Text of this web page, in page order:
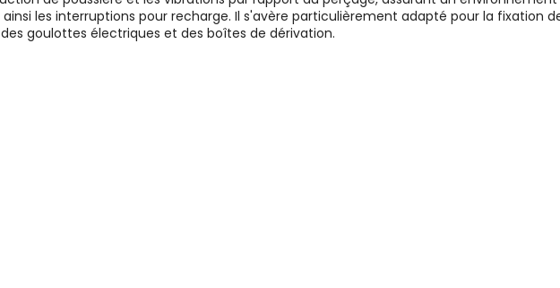
les interruptions pour recharge. Il s'avère particulièrement adapté pour la fixation
goulottes électriques et des boîtes de dérivation.